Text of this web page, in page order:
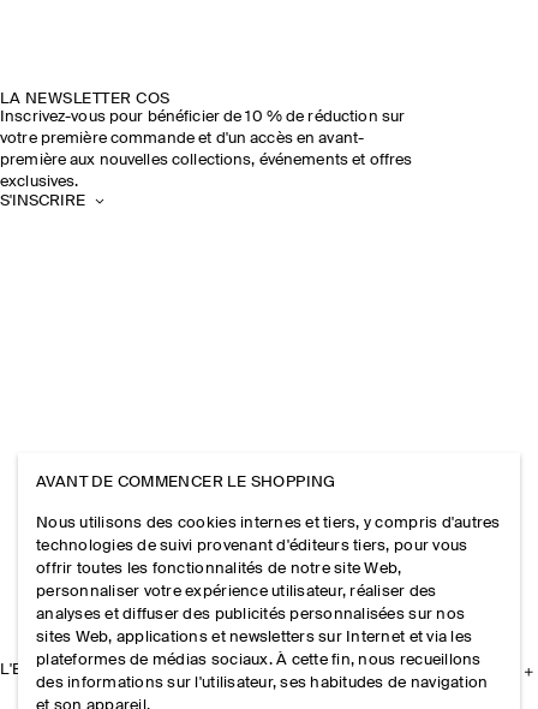
LA NEWSLETTER COS
Inscrivez-vous pour bénéficier de 10 % de réduction sur
votre première commande et d'un accès en avant-
première aux nouvelles collections, événements et offres
exclusives.
S'INSCRIRE
L'ENTREPRISE
AVANT DE COMMENCER LE SHOPPING
Nous utilisons des cookies internes et tiers, y compris d'autres
technologies de suivi provenant d'éditeurs tiers, pour vous
offrir toutes les fonctionnalités de notre site Web,
personnaliser votre expérience utilisateur, réaliser des
analyses et diffuser des publicités personnalisées sur nos
sites Web, applications et newsletters sur Internet et via les
plateformes de médias sociaux. À cette fin, nous recueillons
des informations sur l'utilisateur, ses habitudes de navigation
et son appareil.